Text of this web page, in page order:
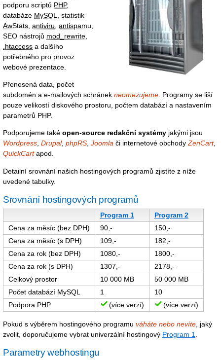
podporu scriptů PHP,
databáze MySQL
, statistik
AwStats antiviru antispamu
SEO nástrojů mod_rewrite
.htaccess a dalšího
potřebného pro provoz
webové prezentace.
Přenesená data, počet
subdomén a e-mailových schránek neomezujeme . Programy se liší
pouze velikostí diskového prostoru, počtem databází a nastavením
parametrů PHP.
Podporujeme také open-source redakční systémy jakými jsou
Wordpress, Drupal, phpRS, Joomla či internetové obchodyZenCart,
QuickCartapod.
Detailní srovnání našich hostingových programů zjistíte z níže
uvedené tabulky.
Srovnání hostingových programů
Program 1
Program 2
Cena za měsíc (bez DPH)
90,-
150,-
Cena za měsíc (s DPH)
109,-
182,-
Cena za rok (bez DPH)
1080,-
1800,-
Cena za rok (s DPH)
1307,-
2178,-
Celkový prostor
10 000 MB
50 000 MB
Počet databází MySQL
1
10
Podpora PHP
(více verzí) (více verzí)
Pokud s výběrem hostingového programu váháte nebo nevíte , jaký
zvolit, doporučujeme vybrat univerzální hostingový Program 1
Parametry webhostingu